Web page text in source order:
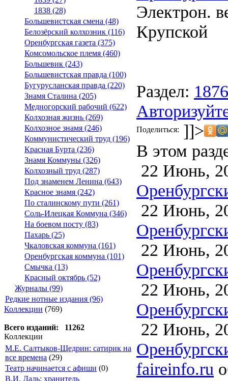
1838 (28)
Большевистская смена (48)
Белозёрский колхозник (116)
Оренбургская газета (375)
Комсомольское племя (460)
Большевик (243)
Большевистская правда (100)
Бугурусланская правда (220)
Знамя Сталина (205)
Медногорский рабочий (622)
Колхозная жизнь (269)
Колхозное знамя (246)
Коммунистический труд (196)
Красная Бурта (236)
Знамя Коммуны (326)
Колхозный труд (287)
Под знаменем Ленина (643)
Красное знамя (242)
По сталинскому пути (261)
Соль-Илецкая Коммуна (346)
На боевом посту (83)
Пахарь (25)
Чкаловская коммуна (161)
Оренбургская коммуна (101)
Смычка (13)
Красный октябрь (52)
Журналы (99)
Редкие нотные издания (96)
Коллекции (769)
Всего изданий: 11262
Коллекции
М.Е. Салтыков-Щедрин: сатирик на
все времена (29)
Театр начинается с афиши (0)
В.И. Даль: хранитель
Электрон.
Крупской
Раздел: 1876
Поделиться: ]]>
В этом
22 Июнь,
22 Июнь,
22 Июнь,
22 Июнь,
22 Июнь,
faireinfo.ru